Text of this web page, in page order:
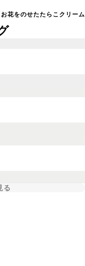
花をのせたたらこクリー
る